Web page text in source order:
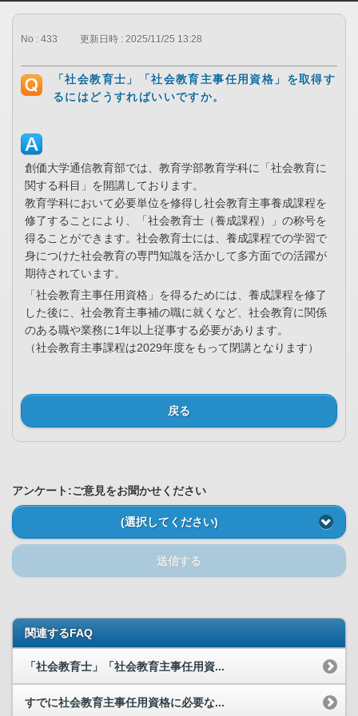
No : 433 更新日時 : 2025/11/25 13:28
「社会教育士」「社会教育主事任用資格」を取得す
るにはどうすればいいですか。
創価大学通信教育部では、教育学部教育学科に「社会教育に
関する科目」を開講しております。
教育学科において必要単位を修得し社会教育主事養成課程を
修了することにより、「社会教育士（養成課程）」の称号を
得ることができます。社会教育士には、養成課程での学習で
身につけた社会教育の専門知識を活かして多方面での活躍が
期待されています。
「社会教育主事任用資格」を得るためには、養成課程を修了
した後に、社会教育主事補の職に就くなど、社会教育に関係
のある職や業務に1年以上従事する必要があります。
（社会教育主事課程は2029年度をもって閉講となります）
戻る
アンケート:ご意見をお聞かせください
(選択してください)
送信する
関連するFAQ
「社会教育士」「社会教育主事任用資...
すでに社会教育主事任用資格に必要な...